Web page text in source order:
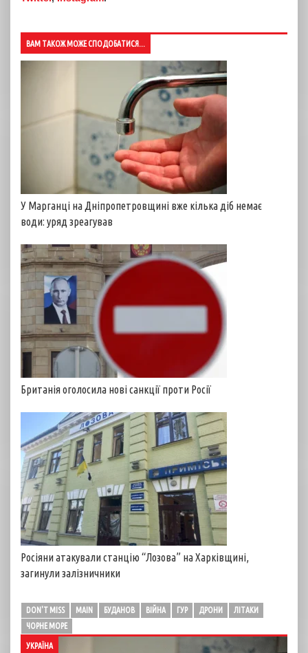
ВАМ ТАКОЖ МОЖЕ СПОДОБАТИСЯ...
У Марганці на Дніпропетровщині вже кілька діб немає
води: уряд зреагував
Британія оголосила нові санкції проти Росії
Росіяни атакували станцію “Лозова” на Харківщині,
загинули залізничники
DON'T MISS MAIN БУДАНОВ ВІЙНА ГУР ДРОНИ
ЛІТАКИ
ЧОРНЕ МОРЕ
УКРАЇНА